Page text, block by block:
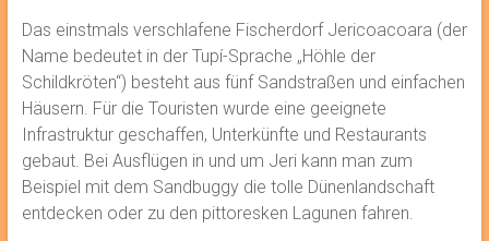
Das einstmals verschlafene Fischerdorf Jericoacoara (der
Name bedeutet in der Tupí-Sprache „Höhle der
Schildkröten“) besteht aus fünf Sandstraßen und einfachen
Häusern. Für die Touristen wurde eine geeignete
Infrastruktur geschaffen, Unterkünfte und Restaurants
gebaut. Bei Ausflügen in und um Jeri kann man zum
Beispiel mit dem Sandbuggy die tolle Dünenlandschaft
entdecken oder zu den pittoresken Lagunen fahren.